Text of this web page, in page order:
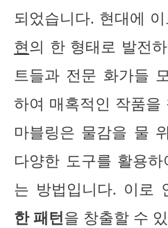
되었습니다. 현대에
현의 한 형태로 발전
트들과 전문 화가들
하여 매혹적인 작품을
마블링은 물감을 물
다양한 도구를 활용
는 방법입니다. 이로
한 패턴을 창출할 수